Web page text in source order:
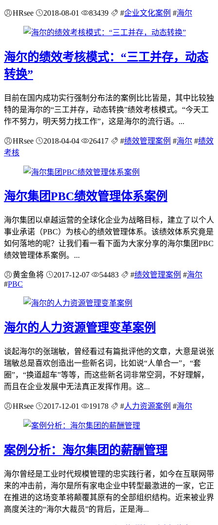
HRsee 2018-08-01 83439 #企业文化案例 #海尔
海尔的绩效考核模式：“三工并存，动态
转换”
目前在国内成功实行强制分布法的案例比比皆是，其中比较独
特的是海尔的“三工并存，动态转换”绩效考核模式。“今天工
作不努力，明天努力找工作”，这是海尔的流行语。...
HRsee 2018-04-04 26417 #绩效管理案例 #海尔 #绩效
考核
海尔集团PBC绩效管理体系案例
海尔集团以卓越运营的全球化企业为战略目标，建立了以个人
事业承诺（PBC）为核心的绩效管理体系。该绩效体系究竟是
如何落地的呢？让我们看一看下面为大家分享的海尔集团PBC
绩效管理体系案例。...
黄金鱼将 2017-12-07 54483 #绩效管理案例 #海尔
#PBC
海尔的人力资源管理变革案例
谈起海尔的张瑞敏，曾经看过有篇批评他的文章，大意是说张
瑞敏总是喜欢创造出一些新名词，比如说“人单合一”，“套
圈”，“换道超车”等等，而这些新名词非常空洞，不好理解，
而且在企业发展中无法真正发挥作用。这...
HRsee 2017-12-01 19178 #人力资源案例 #海尔
案例分析：海尔集团的薪酬管理
海尔曾经是工业时代规模管理的忠实践行者，如今在互联网带
来的冲击前，海尔是所有家电企业中转型最激进的一家，它正
在推进的这场变革将颠覆其原有的全部组织结构。近来被业界
高度关注的“海尔大裁员”的背后，正是海...